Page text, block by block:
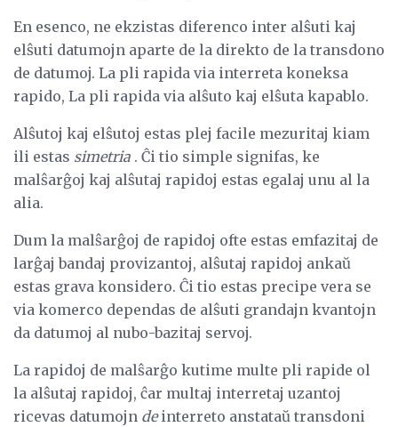
En esenco, ne ekzistas diferenco inter alŝuti kaj
elŝuti datumojn aparte de la direkto de la transdono
de datumoj. La pli rapida via interreta koneksa
rapido, La pli rapida via alŝuto kaj elŝuta kapablo.
Alŝutoj kaj elŝutoj estas plej facile mezuritaj kiam
ili estas simetria . Ĉi tio simple signifas, ke
malŝarĝoj kaj alŝutaj rapidoj estas egalaj unu al la
alia.
Dum la malŝarĝoj de rapidoj ofte estas emfazitaj de
larĝaj bandaj provizantoj, alŝutaj rapidoj ankaŭ
estas grava konsidero. Ĉi tio estas precipe vera se
via komerco dependas de alŝuti grandajn kvantojn
da datumoj al nubo-bazitaj servoj.
La rapidoj de malŝarĝo kutime multe pli rapide ol
la alŝutaj rapidoj, ĉar multaj interretaj uzantoj
ricevas datumojn deinterreto anstataŭ transdoni